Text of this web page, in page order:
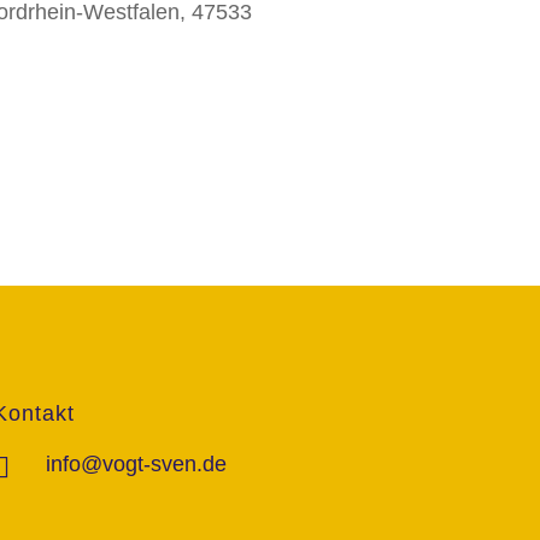
Westfalen, 47533
info@vogt-sven.de